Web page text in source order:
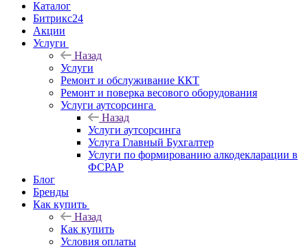
Каталог
Битрикс24
Акции
Услуги
Назад
Услуги
Ремонт и обслуживание ККТ
Ремонт и поверка весового оборудования
Услуги аутсорсинга
Назад
Услуги аутсорсинга
Услуга Главный Бухгалтер
Услуги по формированию алкодекларации в
ФСРАР
Блог
Бренды
Как купить
Назад
Как купить
Условия оплаты